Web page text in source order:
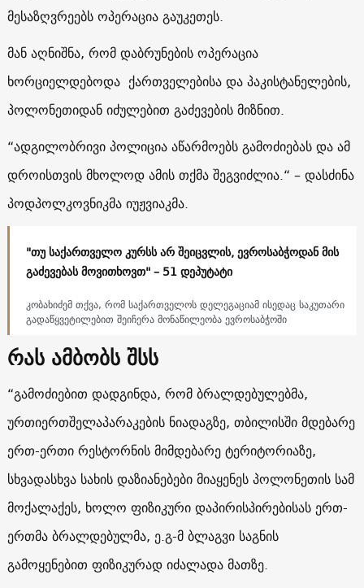
მესაზღვრეებს ოპერაცია გაუკეთეს.
მან აღნიშნა, რომ დაბრუნების ოპერაცია
ხორციელდებოდა ქართველებისა და პაკისტანელების,
პოლონეთიდან იძულებით გაძევების მიზნით.
“ადგილობრივი პოლიცია აწარმოებს გამოძიებას და ამ
დროისთვის მხოლოდ ამის თქმა შეგვიძლია.“ – დასძინა
პოდპოლკოვნიკმა იუჟვიაკმა.
"თუ საქართველო კურსს არ შეიცვლის, ევროსაბჭოდან მის
გაძევებას მოვითხოვთ" – 51 დეპუტატი
კობახიძემ თქვა, რომ საქართველოს დელეგაციამ ისედაც საკუთარი
გადაწყვეტილებით შეიჩერა მონაწილეობა ევროსაბჭოში
რას ამბობს შსს
“გამოძიებით დადგინდა, რომ ბრალდებულებმა,
ურთიერთშელაპარაკების ნიადაგზე, თბილისში მდებარე
ერთ-ერთი რესტორნის მიმდებარე ტერიტორიაზე,
სხვადასხვა სახის დაზიანებები მიაყენეს პოლონეთის სამ
მოქალაქეს, ხოლო ფიზიკური დაპირისპირებისას ერთ-
ერთმა ბრალდებულმა, ე.გ-მ ბლაგვი საგნის
გამოყენებით ფიზიკურად იძალადა მათზე.